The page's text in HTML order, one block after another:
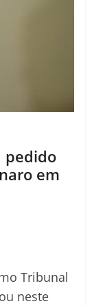
pedido
em
Tribunal
neste